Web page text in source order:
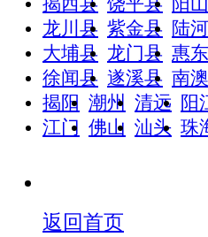
龙川县 紫金县 陆
大埔县 龙门县 惠
徐闻县 遂溪县 南
揭阳 潮州 清远 阳
江门 佛山 汕头 珠
返回首页